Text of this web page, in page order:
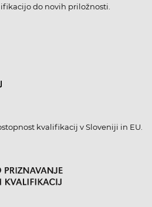
do novih priložnosti.
kvalifikacij v Sloveniji in EU.